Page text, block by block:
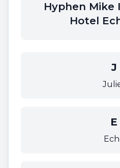
Hyphen Mike
Hotel
J
E